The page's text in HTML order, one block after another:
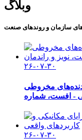
وبلاگ
سازمان و روندهای صنعت
۲۶-۰۷-۳۰
مخروطی
۲۶-۰۷-۳۰